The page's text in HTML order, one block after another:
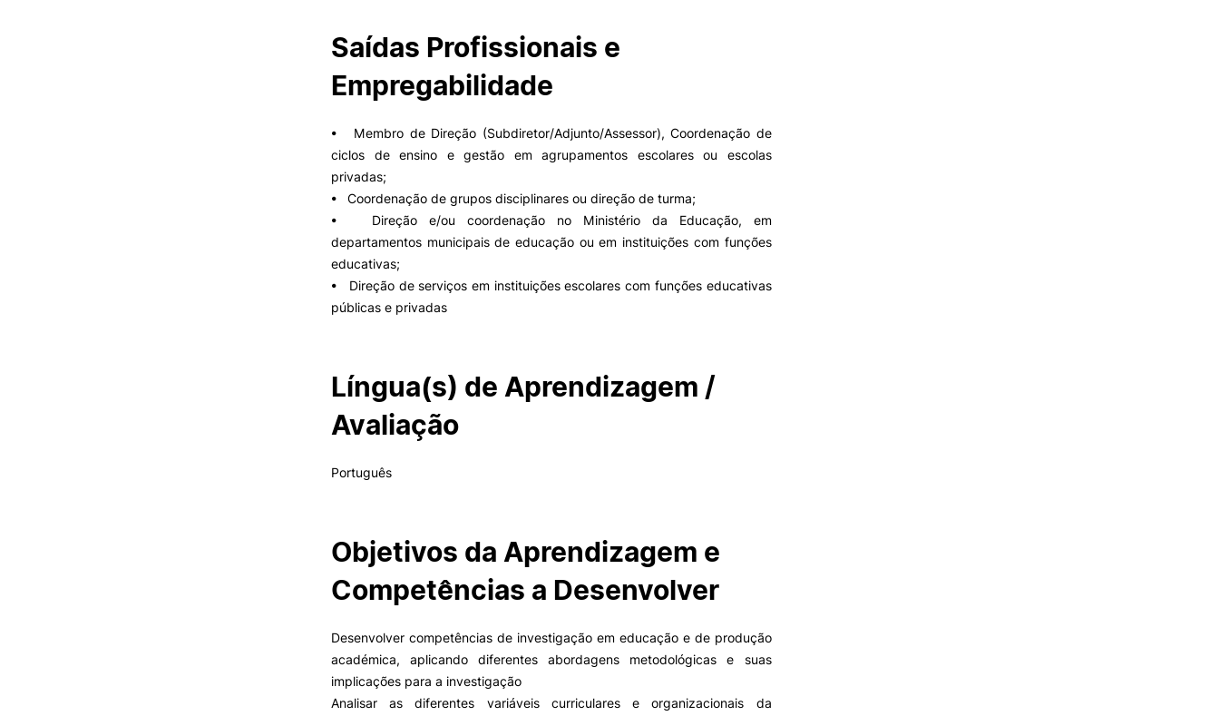
Saídas Profissionais e
Empregabilidade
• Membro de Direção (Subdiretor/Adjunto/Assessor), Coordenação de
ciclos de ensino e gestão em agrupamentos escolares ou escolas
privadas;
• Coordenação de grupos disciplinares ou direção de turma;
• Direção e/ou coordenação no Ministério da Educação, em
departamentos municipais de educação ou em instituições com funções
educativas;
• Direção de serviços em instituições escolares com funções educativas
públicas e privadas
Língua(s) de Aprendizagem /
Avaliação
Português
Objetivos da Aprendizagem e
Competências a Desenvolver
Desenvolver competências de investigação em educação e de produção
académica, aplicando diferentes abordagens metodológicas e suas
implicações para a investigação
Analisar as diferentes variáveis curriculares e organizacionais da